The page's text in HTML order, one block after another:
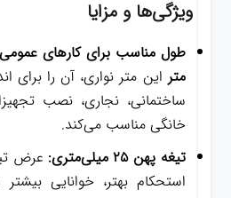
ویژگی‌ها و مزایا
طول مناسب برای کارهای
متر این متر نواری، آن را برای
ساختمانی، نجاری، نصب
خانگی مناسب می‌کند.
تیغه پهن 25 میلی‌متری:
عرض
استحکام بهتر، خوانایی